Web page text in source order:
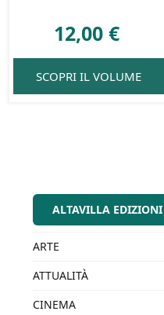
12,00€
SCOPRI IL VOLUME
ALTAVILLA EDIZIONI
ARTE
ATTUALITÀ
CINEMA